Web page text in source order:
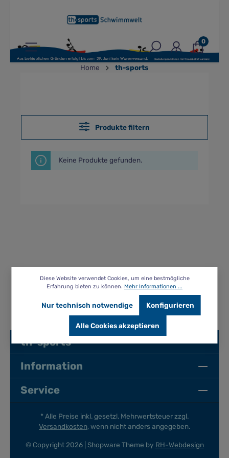
0
Home th-sports
Produkte filtern
Keine Produkte gefunden.
th-sports
Information
Service
* Alle Preise inkl. gesetzl. Mehrwertsteuer zzgl.
Versandkosten, wenn nicht anders angegeben.
© Copyright 2026 | Shopware Theme by RH-Webdesign
Diese Website verwendet Cookies, um eine bestmögliche
Erfahrung bieten zu können. Mehr Informationen ...
Nur technisch notwendige Konfigurieren
Alle Cookies akzeptieren